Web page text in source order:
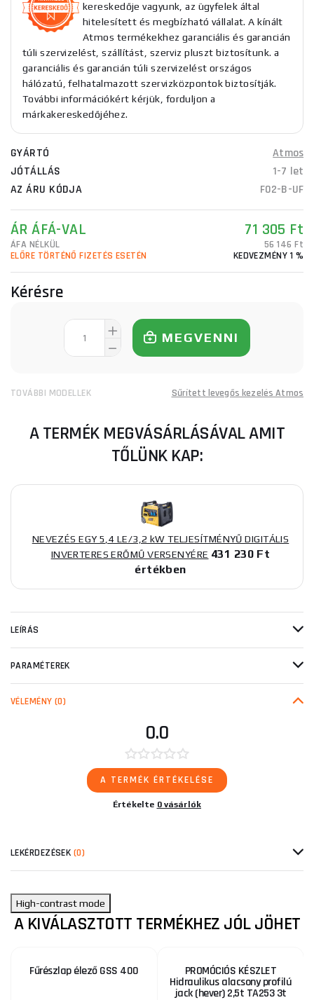
kereskedője vagyunk, az ügyfelek által
hitelesített és megbízható vállalat. A kínált
Atmos termékekhez garanciális és garancián
túli szervizelést, szállítást, szerviz pluszt biztosítunk. a
garanciális és garancián túli szervizelést országos
hálózatú, felhatalmazott szervizközpontok biztosítják.
További információkért kérjük, forduljon a
márkakereskedőjéhez.
GYÁRTÓ
Atmos
JÓTÁLLÁS
1-7 let
AZ ÁRU KÓDJA
F02-B-UF
ÁR ÁFÁ-VAL 71 305 Ft
ÁFA NÉLKÜL
56 146 Ft
ELŐRE TÖRTÉNŐ FIZETÉS ESETÉN
KEDVEZMÉNY 1 %
Kérésre
MEGVENNI
TOVÁBBI MODELLEK Sűrített levegős kezelés Atmos
A TERMÉK MEGVÁSÁRLÁSÁVAL AMIT
TŐLÜNK KAP:
NEVEZÉS EGY 5,4 LE/3,2 kW TELJESÍTMÉNYŰ DIGITÁLIS
INVERTERES ERŐMŰ VERSENYÉRE 431 230 Ft
értékben
LEÍRÁS
PARAMÉTEREK
VÉLEMÉNY (0)
0.0
A TERMÉK ÉRTÉKELÉSE
Értékelte 0 vásárlók
LEKÉRDEZÉSEK (0)
High-contrast mode
A KIVÁLASZTOTT TERMÉKHEZ JÓL JÖHET
Fűrészlap élező GSS 400 PROMÓCIÓS KÉSZLET
Hidraulikus alacsony profilú
jack (hever) 2,5t TA253 3t